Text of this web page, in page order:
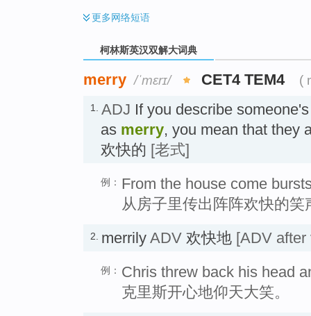
更多网络短语
柯林斯英汉双解大词典
merry /ˈmɛrɪ/ CET4 TEM4 (
1. ADJ If you describe
as merry, you mean that they
欢快的 [老式]
例： From the house come
从房子里传出阵阵欢快的笑
2. merrily ADV 欢快地 [ADV after
例： Chris threw back his head
克里斯开心地仰天大笑。